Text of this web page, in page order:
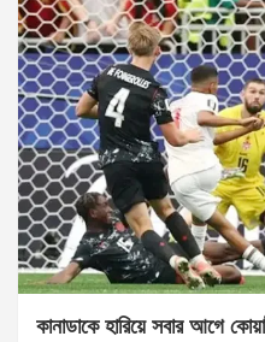
কানাডাকে হারিয়ে সবার আগে